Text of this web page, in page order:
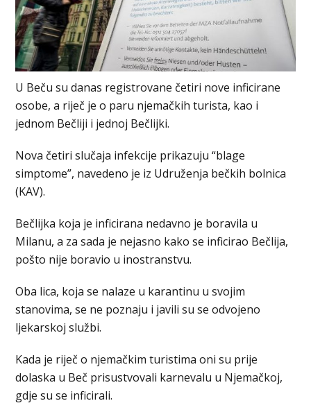
U Beču su danas registrovane četiri nove inficirane
osobe, a riječ je o paru njemačkih turista, kao i
jednom Bečliji i jednoj Bečlijki.
Nova četiri slučaja infekcije prikazuju “blage
simptome”, navedeno je iz Udruženja bečkih bolnica
(KAV).
Bečlijka koja je inficirana nedavno je boravila u
Milanu, a za sada je nejasno kako se inficirao Bečlija,
pošto nije boravio u inostranstvu.
Oba lica, koja se nalaze u karantinu u svojim
stanovima, se ne poznaju i javili su se odvojeno
ljekarskoj službi.
Kada je riječ o njemačkim turistima oni su prije
dolaska u Beč prisustvovali karnevalu u Njemačkoj,
gdje su se inficirali.